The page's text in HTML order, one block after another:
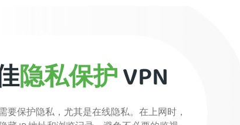
隐私保护VPN
要保护隐私，尤其是在线隐私。在上网时，